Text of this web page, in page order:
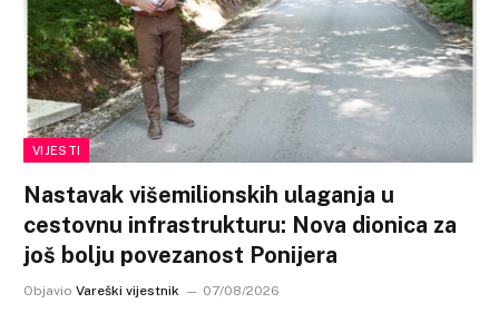
VIJESTI
Nastavak višemilionskih ulaganja u
cestovnu infrastrukturu: Nova dionica za
još bolju povezanost Ponijera
Objavio Vareški vijestnik 07/08/2026